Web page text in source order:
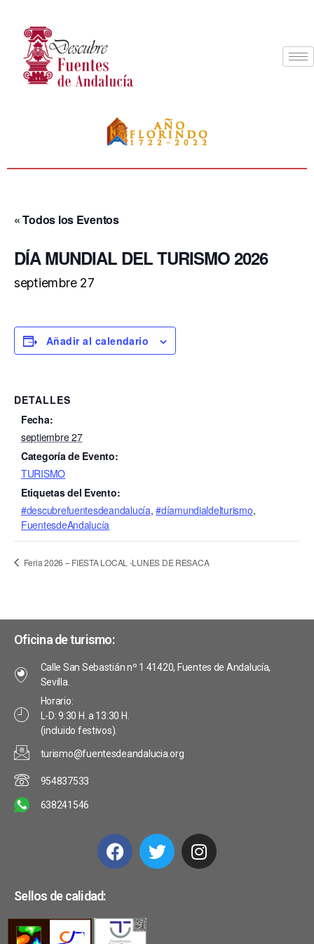
« Todos los Eventos
DÍA MUNDIAL DEL TURISMO 2026
septiembre 27
Añadir al calendario
DETALLES
Fecha:
septiembre 27
Categoría de Evento:
TURISMO
Etiquetas del Evento:
#descubrefuentesdeandalucía,#díamundialdelturismo,
FuentesdeAndalucía
Feria 2026 – FIESTA LOCAL -LUNES DE RESACA
Oficina de turismo:
Calle San Sebastián nº 1 41420, Fuentes de Andalucía,
Sevilla.
Horario:
L-D: 9:30 H. a 13:30 H.
(incluido festivos).
turismo@fuentesdeandalucia.org
954837533
638241546
Sellos de calidad: